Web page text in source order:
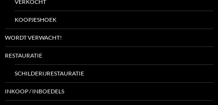
VERKOCHT
KOOPJESHOEK
WORDT VERWACHT!
RESTAURATIE
SCHILDERIJRESTAURATIE
INKOOP / INBOEDELS